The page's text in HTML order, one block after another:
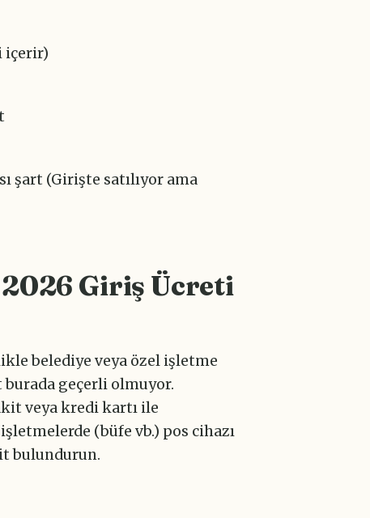
içerir)
şart (Girişte satılıyor ama
Giriş Ücreti
belediye veya özel işletme
geçerli olmuyor.
veya kredi kartı ile
(büfe vb.) pos cihazı
bulundurun.